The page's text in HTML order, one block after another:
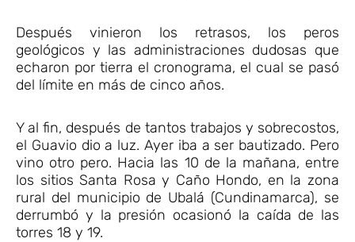
Después vinieron los retrasos, los peros
geológicos y las administraciones dudosas que
echaron por tierra el cronograma, el cual se pasó
del límite en más de cinco años.
Y al fin, después de tantos trabajos y sobrecostos,
el Guavio dio a luz. Ayer iba a ser bautizado. Pero
vino otro pero. Hacia las 10 de la mañana, entre
los sitios Santa Rosa y Caño Hondo, en la zona
rural del municipio de Ubalá (Cundinamarca), se
derrumbó y la presión ocasionó la caída de las
torres 18 y 19.